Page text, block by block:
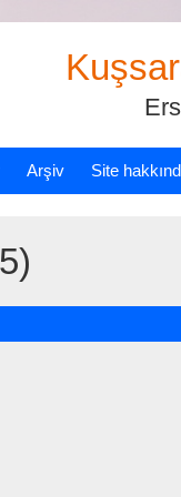
Arşiv Site